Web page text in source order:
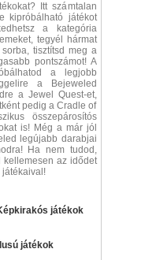
Itt számtalan
kipróbálható játékot
a kategória
tegyél hármat
tisztítsd meg a
pontszámot! A
a legjobb
a Bejeweled
a Jewel Quest-et,
pedig a Cradle of
összepárosítós
is! Még a már jól
legújabb darabjai
Ha nem tudod,
az idődet
játékok
játékok